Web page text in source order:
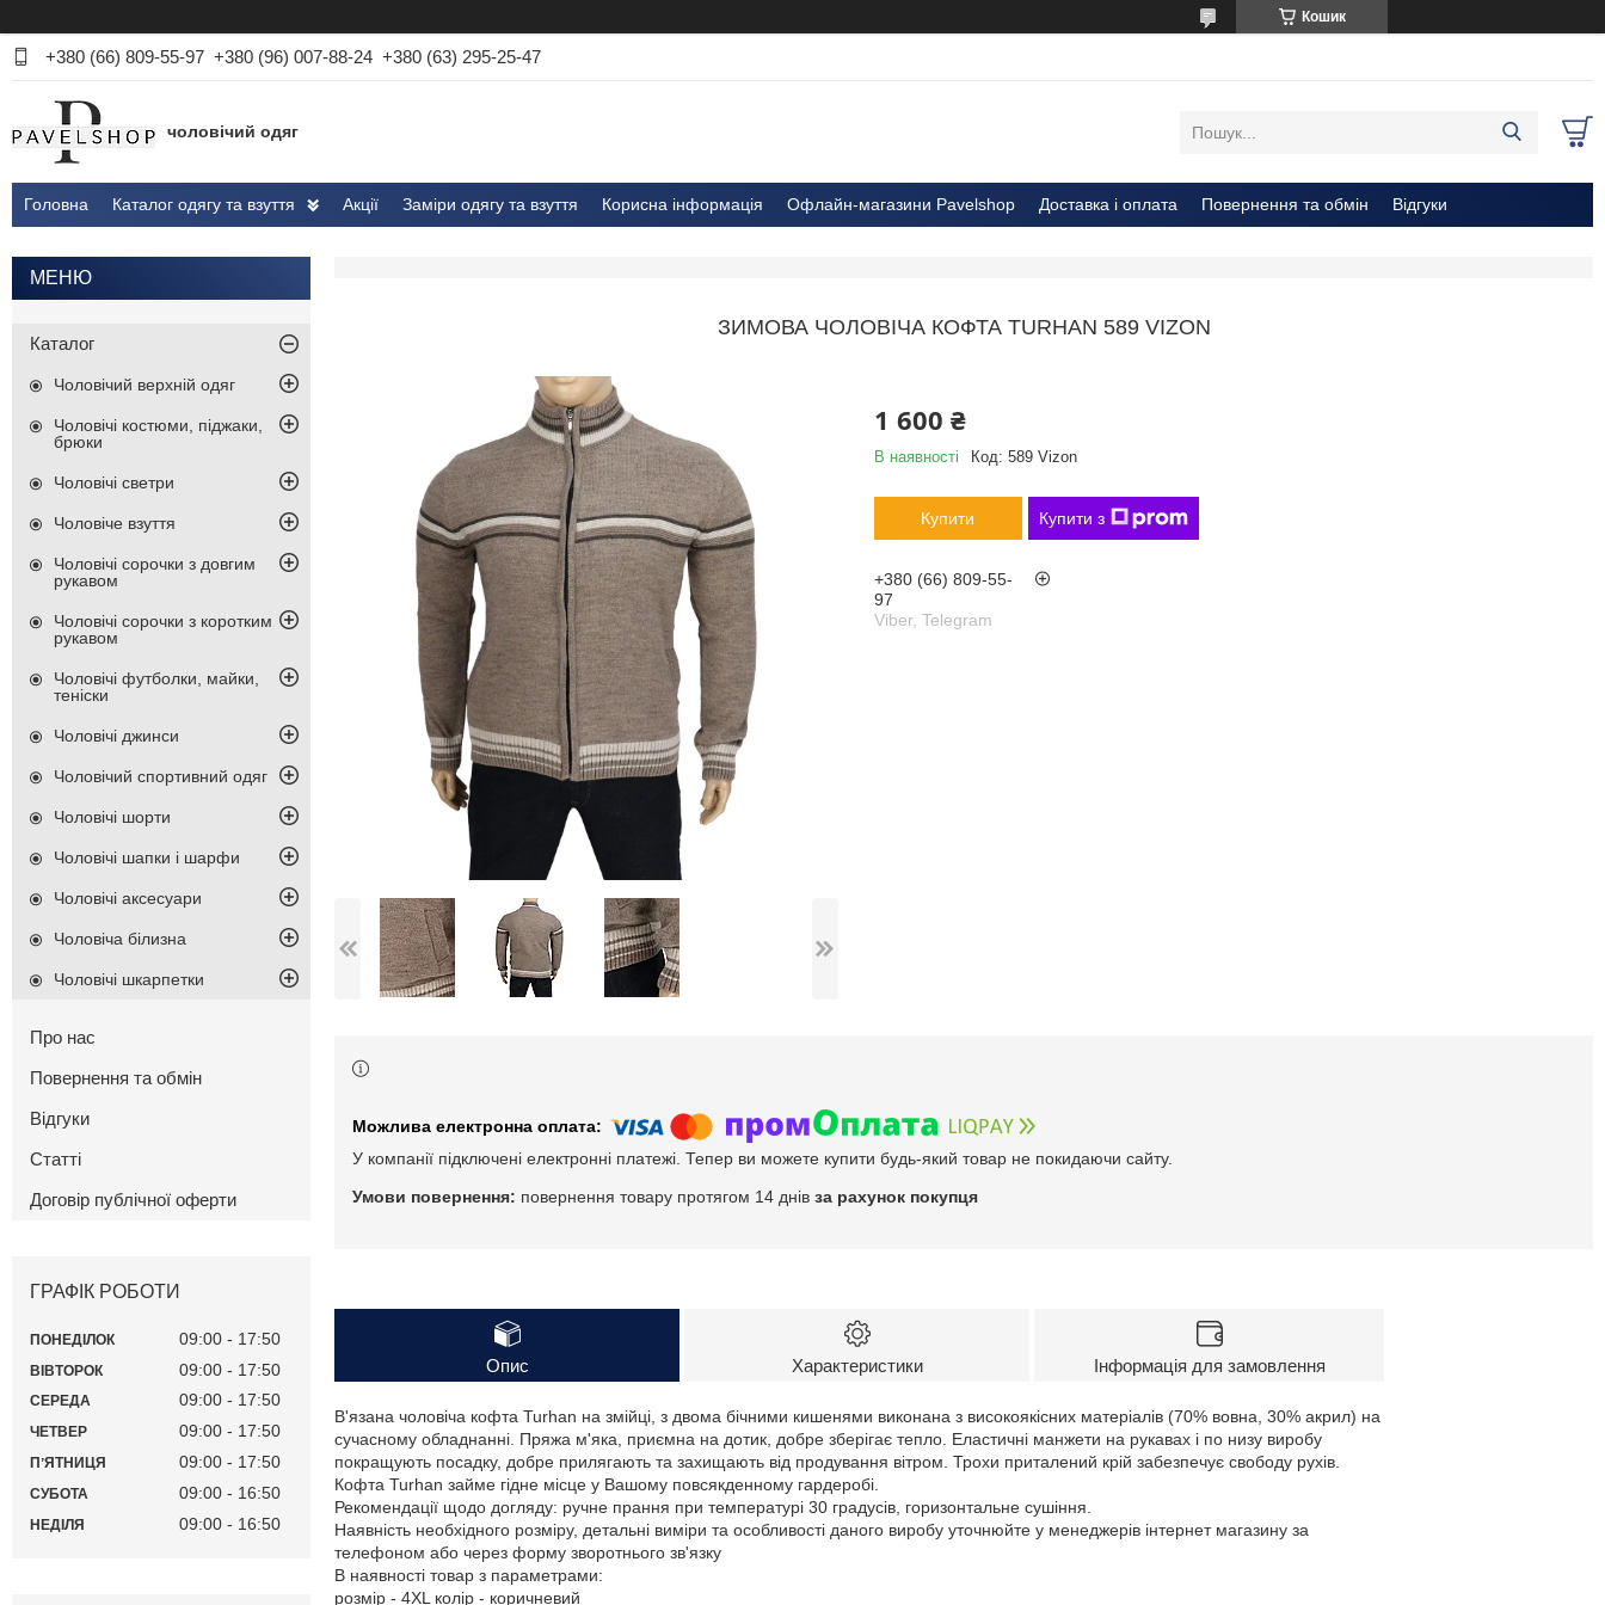
Кошик
+380 (66) 809-55-97 +380 (96) 007-88-24 +380 (63) 295-25-47
чоловічий одяг
Головна Каталог одягу та взуття Акції Заміри одягу та взуття Корисна інформація Офлайн-магазини Pavelshop Доставка і оплата Повернення та обмін Відгуки
ЗИМОВА ЧОЛОВІЧА КОФТА TURHAN 589 VIZON
1 600 ₴
В наявності Код: 589 Vizon
Купити Купити з
+380 (66) 809-55-
97
Viber, Telegram
У компанії підключені електронні платежі. Тепер ви можете купити будь-який товар не покидаючи сайту.
повернення товару протягом 14 днів за рахунок покупця
Опис Характеристики Інформація для замовлення
В'язана чоловіча кофта Turhan на змійці, з двома бічними кишенями виконана з високоякісних матеріалів (70% вовна, 30% акрил) на
сучасному обладнанні. Пряжа м'яка, приємна на дотик, добре зберігає тепло. Еластичні манжети на рукавах і по низу виробу
покращують посадку, добре прилягають та захищають від продування вітром. Трохи приталений крій забезпечує свободу рухів.
Кофта Turhan займе гідне місце у Вашому повсякденному гардеробі.
Рекомендації щодо догляду: ручне прання при температурі 30 градусів, горизонтальне сушіння.
Наявність необхідного розміру, детальні виміри та особливості даного виробу уточнюйте у менеджерів інтернет магазину за
телефоном або через форму зворотнього зв'язку
В наявності товар з параметрами:
розмір - 4XL колір - коричневий
Каталог
Чоловічий верхній одяг
Чоловічі костюми, піджаки,
брюки
Чоловічі светри
Чоловіче взуття
Чоловічі сорочки з довгим
рукавом
Чоловічі сорочки з коротким
рукавом
Чоловічі футболки, майки,
теніски
Чоловічі джинси
Чоловічий спортивний одяг
Чоловічі шорти
Чоловічі шапки і шарфи
Чоловічі аксесуари
Чоловіча білизна
Чоловічі шкарпетки
Про нас
Повернення та обмін
Відгуки
Статті
Договір публічної оферти
ГРАФІК РОБОТИ
ПОНЕДІЛОК 09:00 17:50
ВІВТОРОК 09:00 17:50
СЕРЕДА 09:00 17:50
ЧЕТВЕР 09:00 17:50
ПʼЯТНИЦЯ 09:00 17:50
СУБОТА 09:00 16:50
НЕДІЛЯ 09:00 16:50